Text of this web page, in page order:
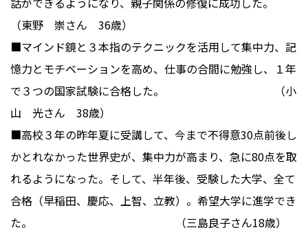
（東野 崇さん 36歳）
■マインド鏡と３本指のテクニックを活用して集中力、記
憶力とモチベーションを高め、仕事の合間に勉強し、１年
で３つの国家試験に合格した。 （小
山 光さん 38歳）
■高校３年の昨年夏に受講して、今まで不得意30点前後し
かとれなかった世界史が、集中力が高まり、急に80点を取
れるようになった。そして、半年後、受験した大学、全て
合格（早稲田、慶応、上智、立教）。希望大学に進学でき
た。 （三島良子さん18歳）